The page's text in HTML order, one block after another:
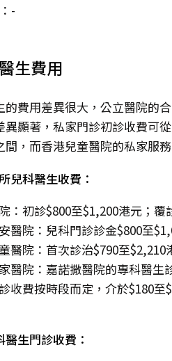
-
生費用
的費用差異很大，公立醫院的
異顯著，私家門診初診收費可
間，而香港兒童醫院的私家服
兒科醫生收費：
：初診$800至$1,200港元；覆
醫院：兒科門診診金$800至
醫院：首次診治$790至$2,210
醫院：嘉諾撒醫院的專科醫生
收費按時段而定，介於$180至
生門診收費：